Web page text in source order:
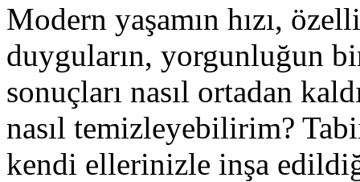
Modern yaşamın hızı,
duyguların, yorgunluğun
sonuçları nasıl ortadan
nasıl temizleyebilirim?
kendi ellerinizle inşa